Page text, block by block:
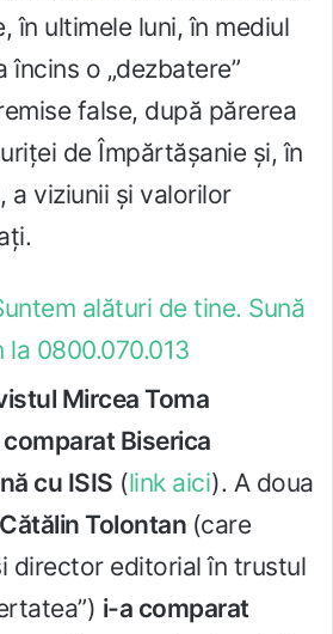
în ultimele luni, în mediul
încins o „dezbatere”
false, după părerea
de Împărtăşanie şi, în
a viziunii şi valorilor
Mircea Toma
comparat Biserica
cu ISIS (link aici). A doua
Tolontan (care
director editorial în trustul
i-a comparat